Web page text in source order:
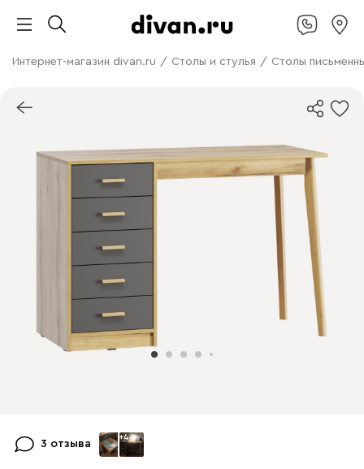
Интернет-магазин divan.ru / Столы и стулья / Столы
3 отзыва
+4